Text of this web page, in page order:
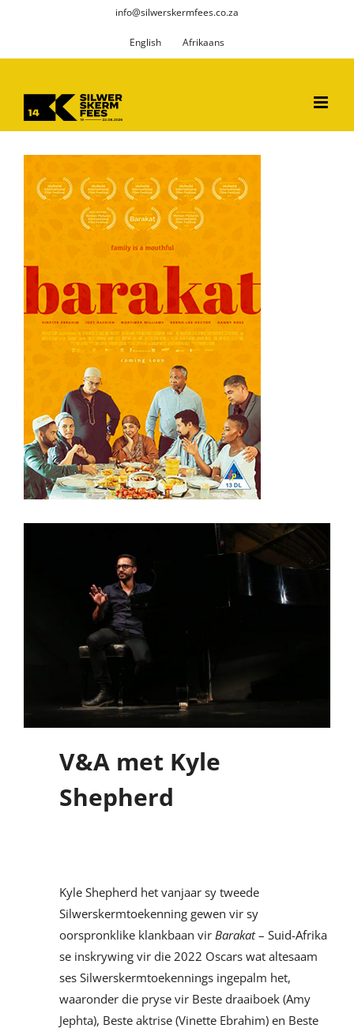
info@silwerskermfees.co.za
English Afrikaans
V&A met Kyle
Shepherd
Kyle Shepherd het vanjaar sy tweede
Silwerskermtoekenning gewen vir sy
oorspronklike klankbaan vir Barakat– Suid-Afrika
se inskrywing vir die 2022 Oscars wat altesaam
ses Silwerskermtoekennings ingepalm het,
waaronder die pryse vir Beste draaiboek (Amy
Jephta), Beste aktrise (Vinette Ebrahim) en Beste